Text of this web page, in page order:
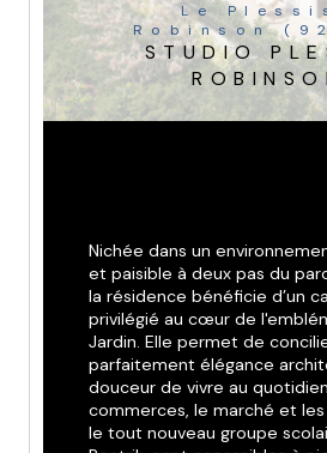
Le Plessis-
Robinson
STUDIO
Nichée dans un
et paisible à deux pas du
la résidence bénéficie d’un
privilégié au cœur de
Jardin. Elle permet de
parfaitement élégance
douceur de vivre au
commerces, le marché et
le tout nouveau groupe